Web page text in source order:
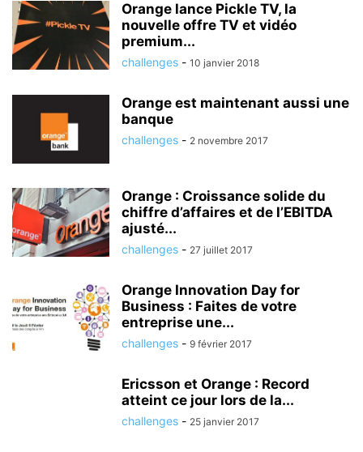
Orange lance Pickle TV, la
nouvelle offre TV et vidéo
premium...
challenges - 10 janvier 2018
Orange est maintenant aussi une
banque
challenges - 2 novembre 2017
Orange : Croissance solide du
chiffre d’affaires et de l’EBITDA
ajusté...
challenges - 27 juillet 2017
Orange Innovation Day for
Business : Faites de votre
entreprise une...
challenges - 9 février 2017
Ericsson et Orange : Record
atteint ce jour lors de la...
challenges - 25 janvier 2017